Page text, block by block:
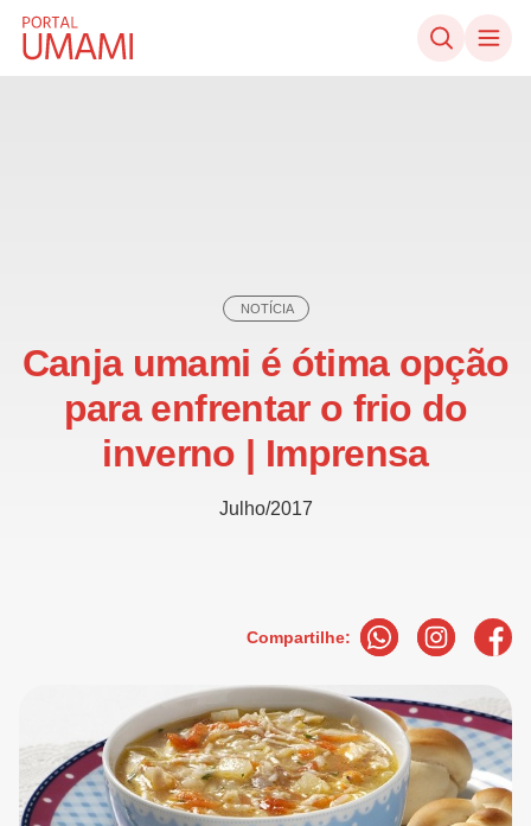
Ir direto ao conteúdo
NOTÍCIA
Canja umami é ótima opção
para enfrentar o frio do
inverno | Imprensa
Julho/2017
Compartilhe: